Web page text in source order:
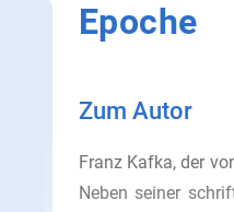
Epoche
Zum Autor
Franz Kafka, der
Neben seiner